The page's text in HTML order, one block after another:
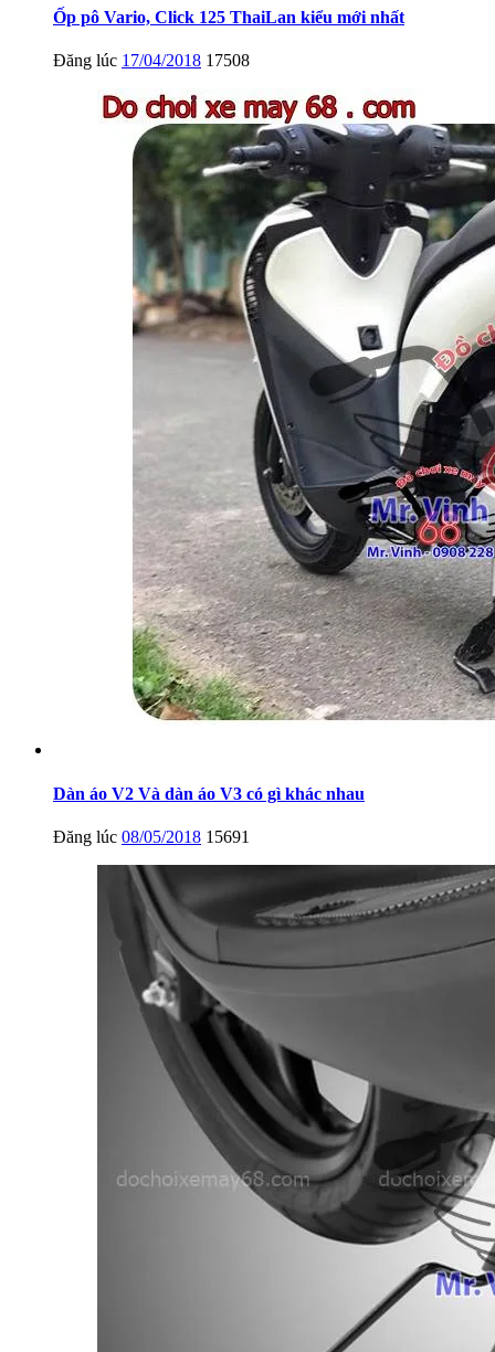
Ốp pô Vario, Click 125 ThaiLan kiểu mới nhất
Đăng lúc 17/04/2018 17508
Dàn áo V2 Và dàn áo V3 có gì khác nhau
Đăng lúc 08/05/2018 15691